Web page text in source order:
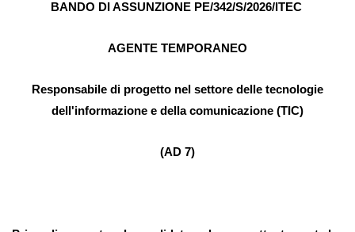
BANDO DI ASSUNZIONE PE/342/S/2026/ITEC
AGENTE TEMPORANEO
Responsabile di progetto nel settore delle tecnologie
dell'informazione e della comunicazione (TIC)
(AD 7)